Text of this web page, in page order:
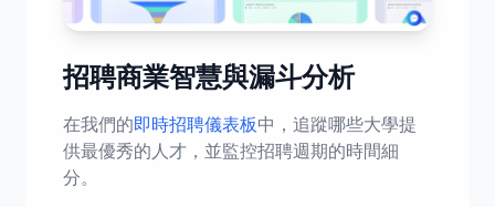
招聘商業智慧與漏斗分析
在我們的即時招聘儀表板中，追蹤哪些大學提
供最優秀的人才，並監控招聘週期的時間細
分。